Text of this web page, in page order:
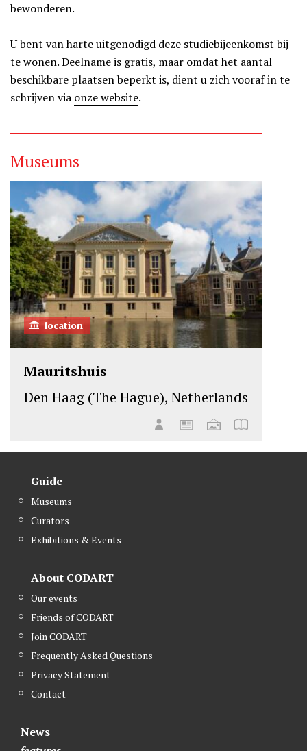
bewonderen.
U bent van harte uitgenodigd deze studiebijeenkomst bij
te wonen. Deelname is gratis, maar omdat het aantal
beschikbare plaatsen beperkt is, dient u zich vooraf in te
schrijven via onze website.
Museums
location
Mauritshuis
Den Haag (The Hague), Netherlands
Guide
Museums
Curators
Exhibitions & Events
About CODART
Our events
Friends of CODART
Join CODART
Frequently Asked Questions
Privacy Statement
Contact
News